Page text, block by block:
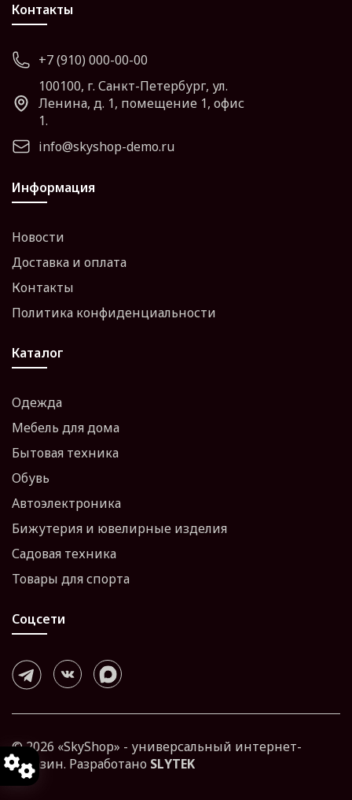
Контакты
+7 (910) 000-00-00
100100, г. Санкт-Петербург, ул.
Ленина, д. 1, помещение 1, офис
1.
info@skyshop-demo.ru
Информация
Новости
Доставка и оплата
Контакты
Политика конфиденциальности
Каталог
Одежда
Мебель для дома
Бытовая техника
Обувь
Автоэлектроника
Бижутерия и ювелирные изделия
Садовая техника
Товары для спорта
Соцсети
© 2026 «SkyShop» - универсальный интернет-
магазин. Разработано SLYTEK